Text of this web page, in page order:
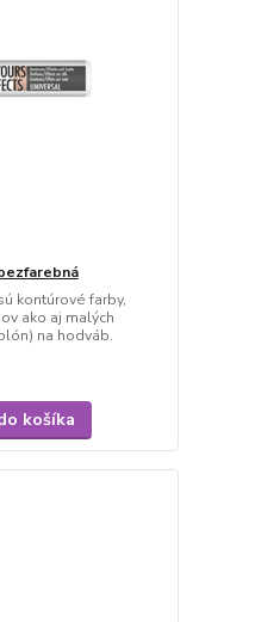
kontúrové farby,
ako aj malých
na hodváb.
košíka